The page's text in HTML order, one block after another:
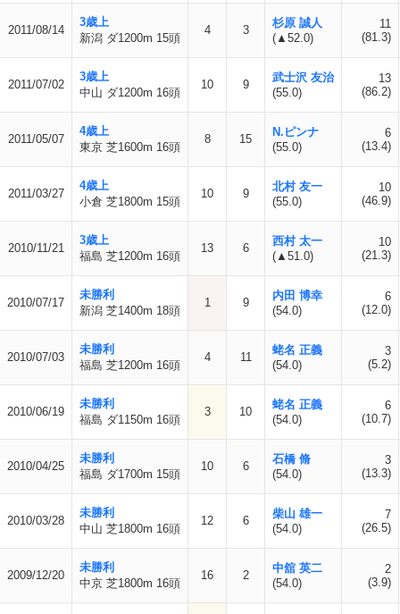
2011/08/14
3歳上
新潟 ダ1200m 15頭
4 3
杉原 誠人
(▲52.0)
11
(81.3)
2011/07/02
3歳上
中山 ダ1200m 16頭
10 9
武士沢 友治
(55.0)
13
(86.2)
2011/05/07
4歳上
東京 芝1600m 16頭
8 15
N.ピンナ
(55.0)
6
(13.4)
2011/03/27
4歳上
小倉 芝1800m 15頭
10 9
北村 友一
(55.0)
10
(46.9)
2010/11/21
3歳上
福島 芝1200m 16頭
13 6
西村 太一
(▲51.0)
10
(21.3)
2010/07/17
未勝利
新潟 芝1400m 18頭
1 9
内田 博幸
(54.0)
6
(12.0)
2010/07/03
未勝利
福島 芝1200m 16頭
4 11
蛯名 正義
(54.0)
3
(5.2)
2010/06/19
未勝利
福島 ダ1150m 16頭
3 10
蛯名 正義
(54.0)
6
(10.7)
2010/04/25
未勝利
福島 ダ1700m 15頭
10 6
石橋 脩
(54.0)
3
(13.3)
2010/03/28
未勝利
中山 芝1800m 16頭
12 6
柴山 雄一
(54.0)
7
(26.5)
2009/12/20
未勝利
中京 芝1800m 16頭
16 2
中舘 英二
(54.0)
2
(3.9)